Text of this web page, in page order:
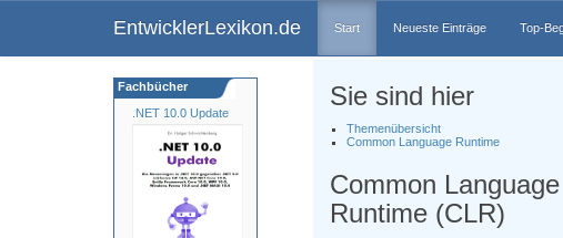
EntwicklerLexikon.de Start Neueste Einträge Top-
.NET 10.0 Update
Fachbücher Sie sind hier
Themenübersicht
Common Language Runtime
Common Language
Runtime (CLR)